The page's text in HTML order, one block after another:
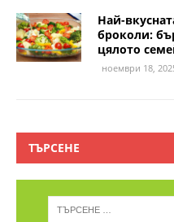
Най-
броколи:
цялото
ноември 18,
ТЪРСЕНЕ